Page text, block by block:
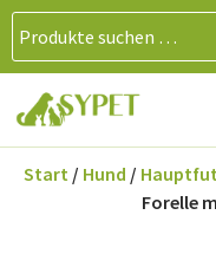
Start / Hund /
Forelle